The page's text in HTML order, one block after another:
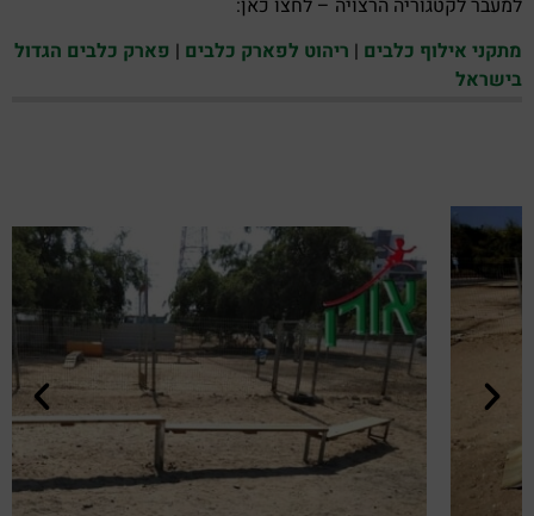
למעבר לקטגוריה הרצויה – לחצו כאן:
מתקני אילוף כלבים | ריהוט לפארק כלבים | פארק כלבים הגדול
בישראל